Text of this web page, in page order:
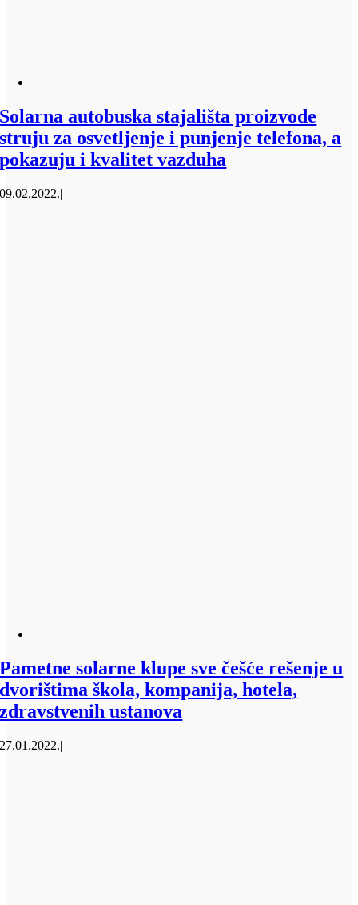
Solarna autobuska stajališta proizvode
struju za osvetljenje i punjenje telefona, a
pokazuju i kvalitet vazduha
09.02.2022.|
Pametne solarne klupe sve češće rešenje u
dvorištima škola, kompanija, hotela,
zdravstvenih ustanova
27.01.2022.|